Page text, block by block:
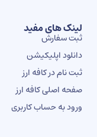
های مفید
سفارش
اپلیکیشن
نام در کافه ارز
اصلی کافه ارز
به حساب کاربری